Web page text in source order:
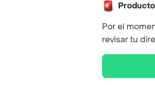
Por el
revisar tu